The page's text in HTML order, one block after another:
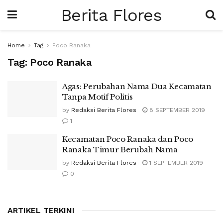
Berita Flores
Home Tag Poco Ranaka
Tag: Poco Ranaka
Agas: Perubahan Nama Dua Kecamatan
Tanpa Motif Politis
by Redaksi Berita Flores
8 SEPTEMBER 2019
1
Kecamatan Poco Ranaka dan Poco
Ranaka Timur Berubah Nama
by Redaksi Berita Flores
1 SEPTEMBER 2019
0
ARTIKEL TERKINI